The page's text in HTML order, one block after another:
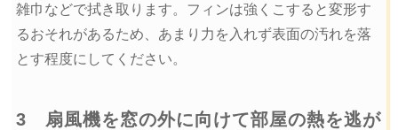
雑巾などで拭き取ります。フィンは強くこすると変形す
るおそれがあるため、あまり力を入れず表面の汚れを落
とす程度にしてください。
3 扇風機を窓の外に向けて部屋の熱を逃が